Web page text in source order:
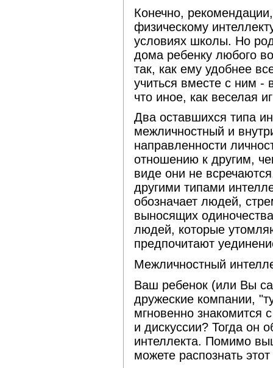
Конечно,
физическому
условиях школы. Но
дома ребенку любого
так, как ему удобнее
учиться вместе с ним -
что иное, как веселая
Два оставшихся типа
межличностный и
направленности
отношению к другим,
виде они не
другими типами
обозначает людей,
выносящих
людей, которые
предпочитают
Межличностный
Ваш ребенок (или Вы
дружеские компании,
мгновенно
и дискуссии? Тогда он
интеллекта. Помимо
можете распознать